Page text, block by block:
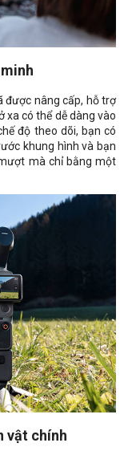
được nâng cấp, hỗ trợ
xa có thể dễ dàng vào
độ theo dõi, bạn có
khung hình và bạn
mà chỉ bằng một
vật chính